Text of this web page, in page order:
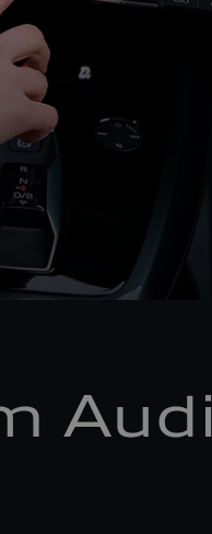
Audi